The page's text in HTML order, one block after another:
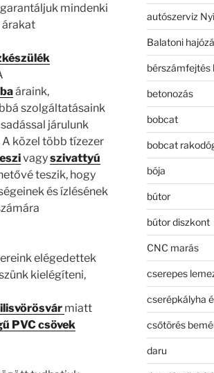
mindenki
árakat
áraink,
szolgáltatásaink
járulunk
közel több tízezer
vagyszivattyú
teszik, hogy
és ízlésének
elégedettek
kielégíteni,
miatt
PVC csövek
autószerviz
Balatoni
bérszámfejtés
betonozás
bobcat
bobcat
bója
bútor
bútor diszkont
CNC marás
cserepes
cserépkályha
csőtörés
daru